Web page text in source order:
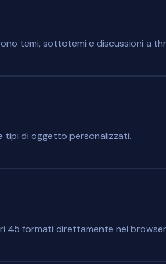
temi, sottotemi e discussioni a
tipi di oggetto personalizzati.
45 formati direttamente nel